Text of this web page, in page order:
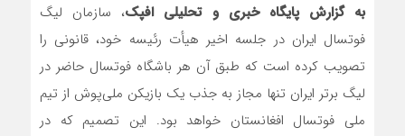
به گزارش پایگاه خبری و تحلیلی افپک، سازمان لیگ
فوتسال ایران در جلسه اخیر هیأت رئیسه خود، قانونی را
تصویب کرده است که طبق آن هر باشگاه فوتسال حاضر در
لیگ برتر ایران تنها مجاز به جذب یک بازیکن ملی‌پوش از تیم
ملی فوتسال افغانستان خواهد بود. این تصمیم که در